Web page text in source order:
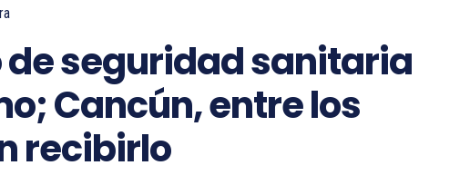
de seguridad sanitaria
Cancún, entre los
recibirlo